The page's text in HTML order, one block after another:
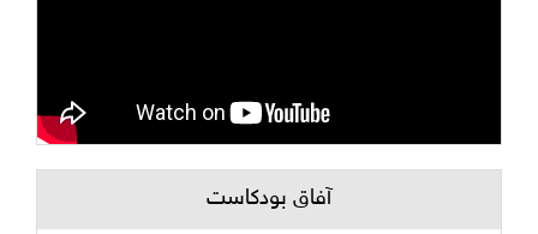
آفاق بودكاست